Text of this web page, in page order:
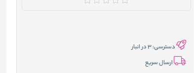
دسترسی:3 در انبار
ارسال سریع